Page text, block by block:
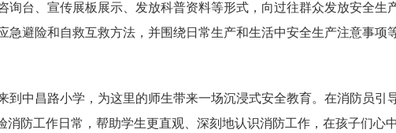
询台、宣传展板展示、发放科普资料等形式，向过往群众发放安全生
避险和自救互救方法，并围绕日常生产和生活中安全生产注意事项
到中昌路小学，为这里的师生带来一场沉浸式安全教育。在消防员引
防工作日常，帮助学生更直观、深刻地认识消防工作，在孩子们心